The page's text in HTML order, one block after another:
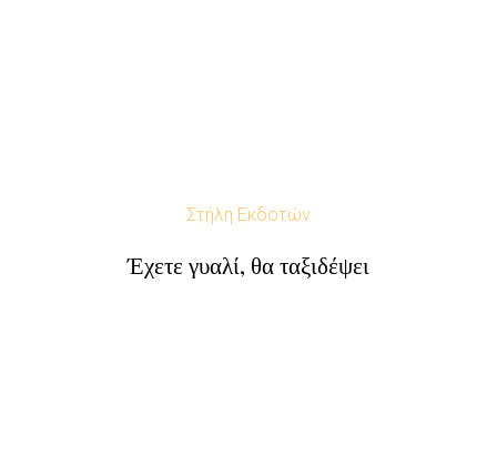
Στήλη Εκδοτών
Έχετε γυαλί, θα ταξιδέψει